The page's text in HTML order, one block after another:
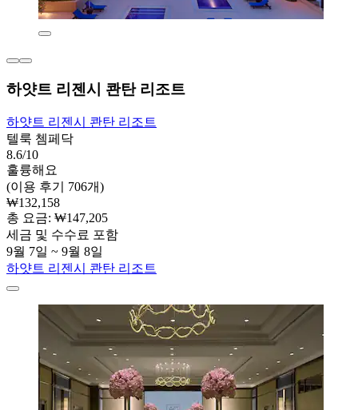
하얏트 리젠시 콴탄 리조트
하얏트 리젠시 콴탄 리조트
텔룩 쳄페닥
8.6/10
훌륭해요
(이용 후기 706개)
₩132,158
총 요금: ₩147,205
세금 및 수수료 포함
9월 7일 ~ 9월 8일
하얏트 리젠시 콴탄 리조트